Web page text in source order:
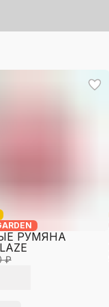
₽
РУМЯНА